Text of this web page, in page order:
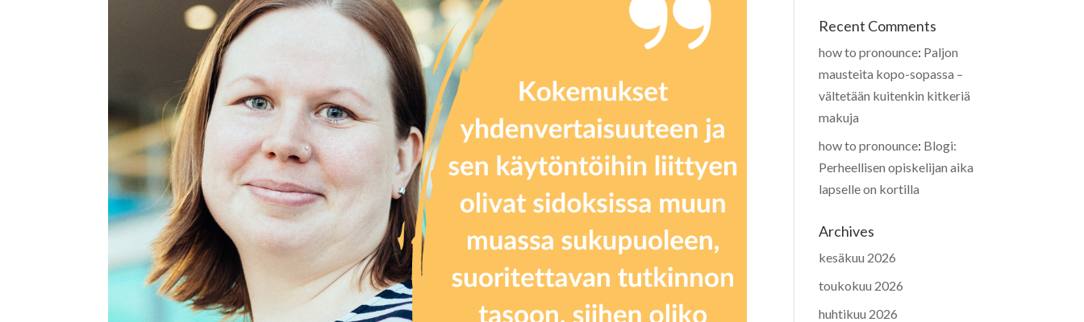
Recent Comments
how to pronounce: Paljon
mausteita kopo-sopassa –
vältetään kuitenkin kitkeriä
makuja
how to pronounce: Blogi:
Perheellisen opiskelijan aika
lapselle on kortilla
Archives
kesäkuu 2026
toukokuu 2026
huhtikuu 2026